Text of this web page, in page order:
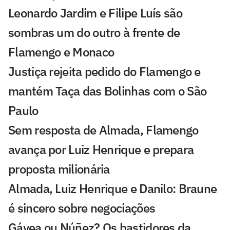
Leonardo Jardim e Filipe Luís são
sombras um do outro à frente de
Flamengo e Monaco
Justiça rejeita pedido do Flamengo e
mantém Taça das Bolinhas com o São
Paulo
Sem resposta de Almada, Flamengo
avança por Luiz Henrique e prepara
proposta milionária
Almada, Luiz Henrique e Danilo: Braune
é sincero sobre negociações